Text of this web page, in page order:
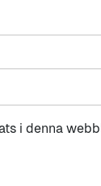
i denna